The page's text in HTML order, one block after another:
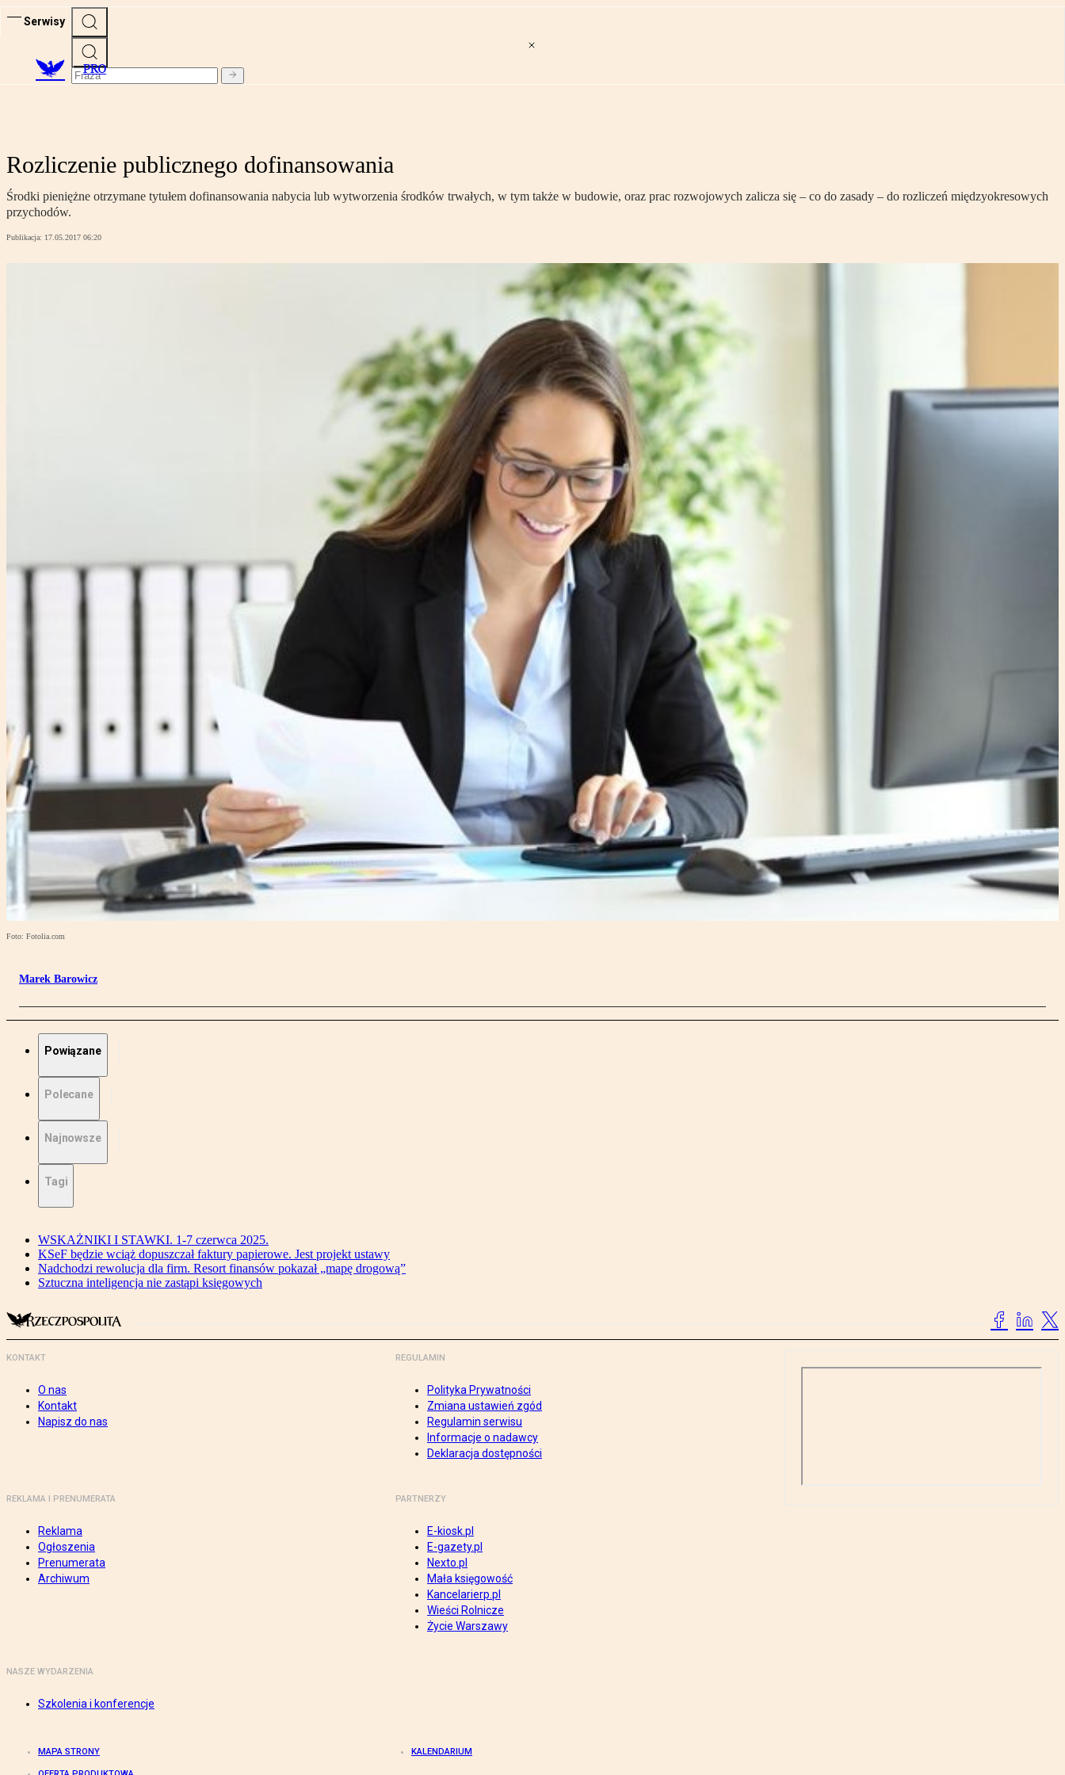
Serwisy
PRO
Rozliczenie publicznego dofinansowania
Środki pieniężne otrzymane tytułem dofinansowania nabycia lub wytworzenia środków trwałych, w tym także w budowie, oraz prac rozwojowych zalicza się – co do zasady – do rozliczeń międzyokresowych
przychodów.
Publikacja: 17.05.2017 06:20
Foto: Fotolia.com
Marek Barowicz
Powiązane
Polecane
Najnowsze
Tagi
WSKAŻNIKI I STAWKI. 1-7 czerwca 2025.
KSeF będzie wciąż dopuszczał faktury papierowe. Jest projekt ustawy
Nadchodzi rewolucja dla firm. Resort finansów pokazał „mapę drogową”
Sztuczna inteligencja nie zastąpi księgowych
KONTAKT
O nas
Kontakt
Napisz do nas
REGULAMIN
Polityka Prywatności
Zmiana ustawień zgód
Regulamin serwisu
Informacje o nadawcy
Deklaracja dostępności
REKLAMA I PRENUMERATA
Reklama
Ogłoszenia
Prenumerata
Archiwum
PARTNERZY
E-kiosk.pl
E-gazety.pl
Nexto.pl
Mała księgowość
Kancelarierp.pl
Wieści Rolnicze
Życie Warszawy
NASZE WYDARZENIA
Szkolenia i konferencje
MAPA STRONY KALENDARIUM